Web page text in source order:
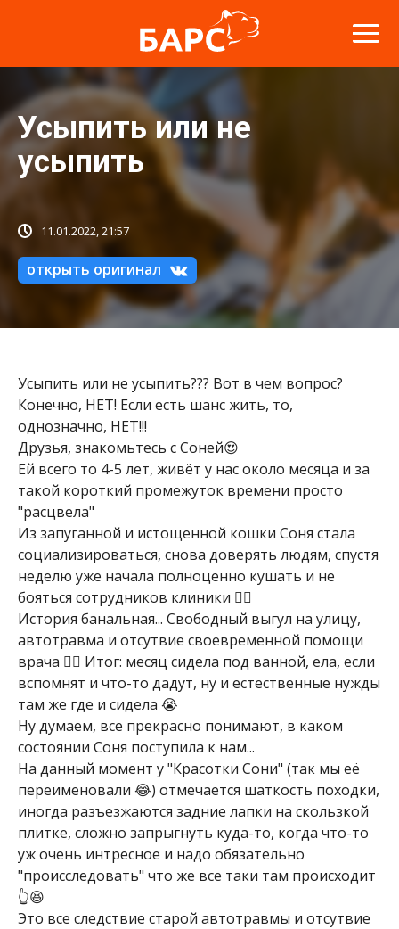
Усыпить или не
усыпить
11.01.2022, 21:57
открыть оригинал
Усыпить или не усыпить??? Вот в чем вопрос?
Конечно, НЕТ! Если есть шанс жить, то,
однозначно, НЕТ!!!
Друзья, знакомьтесь с Соней😍
Ей всего то 4-5 лет, живёт у нас около месяца и за
такой короткий промежуток времени просто
"расцвела"
Из запуганной и истощенной кошки Соня стала
социализироваться, снова доверять людям, спустя
неделю уже начала полноценно кушать и не
бояться сотрудников клиники 🤦‍♀️
История банальная... Свободный выгул на улицу,
автотравма и отсутвие своевременной помощи
врача 🤷‍♀️ Итог: месяц сидела под ванной, ела, если
вспомнят и что-то дадут, ну и естественные нужды
там же где и сидела 😭
Ну думаем, все прекрасно понимают, в каком
состоянии Соня поступила к нам...
На данный момент у "Красотки Сони" (так мы её
переименовали 😂) отмечается шаткость походки,
иногда разъезжаются задние лапки на скользкой
плитке, сложно запрыгнуть куда-то, когда что-то
уж очень интресное и надо обязательно
"происследовать" что же все таки там происходит
👆😆
Это все следствие старой автотравмы и отсутвие